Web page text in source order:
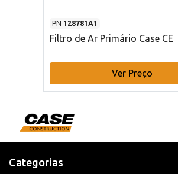
PN 128781A1
Filtro de Ar Primário Case CE
Ver Preço
Categorias